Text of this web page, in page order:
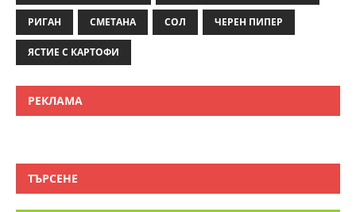
РИГАН СМЕТАНА СОЛ ЧЕРЕН ПИПЕР
ЯСТИЕ С КАРТОФИ
РЕКЛАМА
ТЪРСЕНЕ